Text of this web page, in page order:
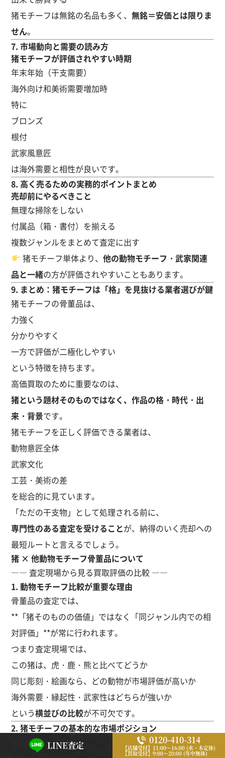
猪モチーフは無銘の名品も多く、無銘＝安価とは限りま
せん。
7. 市場動向と需要の読み方
猪モチーフが評価されやすい時期
年末年始（干支需要）
海外向け和美術需要増加時
特に
ブロンズ
根付
武家風意匠
は海外需要と相性が良いです。
8. 高く売るための実務的ポイントまとめ
売却前にやるべきこと
無理な掃除をしない
付属品（箱・書付）を揃える
複数ジャンルをまとめて査定に出す
猪モチーフ単体より、 他の動物モチーフ・武家関連
品と一緒の方が評価されやすいこともあります。
9. まとめ：猪モチーフは「格」を見抜ける業者選びが鍵
猪モチーフの骨董品は、
力強く
分かりやすく
一方で評価が二極化しやすい
という特徴を持ちます。
高価買取のために重要なのは、
猪という題材そのものではなく、作品の格・時代・出
来・背景です。
猪モチーフを正しく評価できる業者は、
動物意匠全体
武家文化
工芸・美術の差
を総合的に見ています。
「ただの干支物」として処理される前に、
専門性のある査定を受けることが、納得のいく売却への
最短ルートと言えるでしょう。
猪 × 他動物モチーフ骨董品について
―― 査定現場から見る買取評価の比較 ――
1. 動物モチーフ比較が重要な理由
骨董品の査定では、
**「猪そのものの価値」ではなく「同ジャンル内での相
対評価」**が常に行われます。
つまり査定現場では、
この猪は、虎・鹿・熊と比べてどうか
同じ彫刻・絵画なら、どの動物が市場評価が高いか
海外需要・縁起性・武家性はどちらが強いか
という横並びの比較が不可欠です。
2. 猪モチーフの基本的な市場ポジション
まず、猪モチーフの立ち位置を整理します。
LINE査定 0120-410-314
【店舗受付】11:00～16:00 (水・木定休)
【買取受付】9:00～20:00 (年中無休)